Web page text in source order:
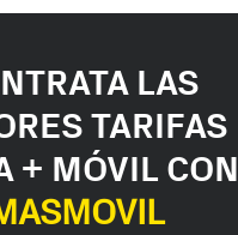
LAS
TARIFAS
+ MÓVIL CON